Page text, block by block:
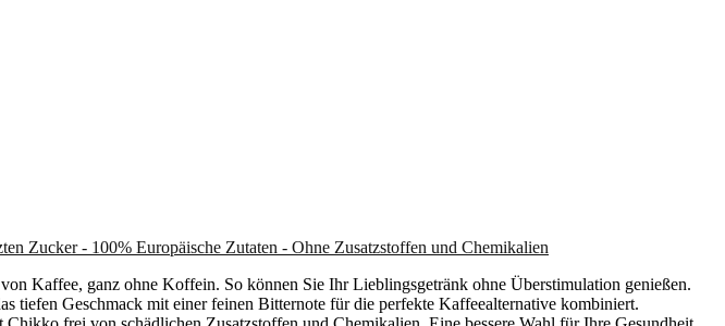
Zucker - 100% Europäische Zutaten - Ohne Zusatzstoffen und Chemikalien
Kaffee, ganz ohne Koffein. So können Sie Ihr Lieblingsgetränk ohne Überstimulation genießen.
tiefen Geschmack mit einer feinen Bitternote für die perfekte Kaffeealternative kombiniert.